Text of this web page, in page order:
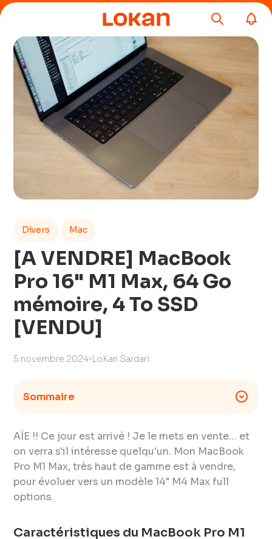
Divers Mac
[A VENDRE] MacBook
Pro 16" M1 Max, 64 Go
mémoire, 4 To SSD
[VENDU]
5 novembre 2024 LoKan Sardari
Sommaire
AÏE !! Ce jour est arrivé ! Je le mets en vente… et
on verra s'il intéresse quelqu'un. Mon MacBook
Pro M1 Max, très haut de gamme est à vendre,
pour évoluer vers un modèle 14" M4 Max full
options.
Caractéristiques du MacBook Pro M1